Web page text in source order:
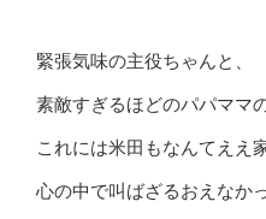
緊張気味の主役ちゃんと、
素敵すぎるほどのパパママ
これには米田もなんてええ
心の中で叫ばざるおえなか